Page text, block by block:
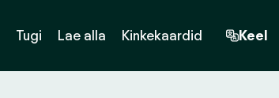
Tugi Lae alla Kinkekaardid Keel